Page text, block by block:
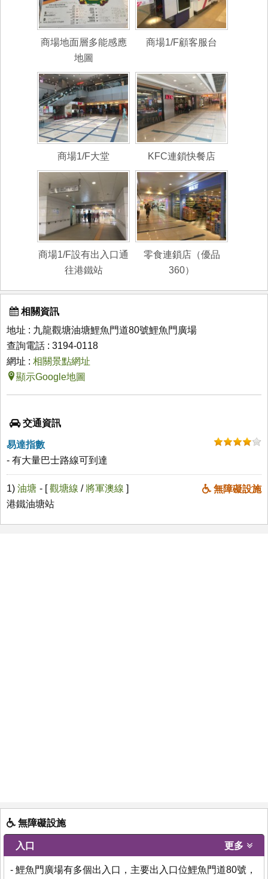
商場地面層多能感應
地圖
商場1/F顧客服台
商場1/F大堂 KFC連鎖快餐店
商場1/F設有出入口通
往港鐵站
零食連鎖店（優品
360）
相關資訊
地址 : 九龍觀塘油塘鯉魚門道80號鯉魚門廣場
查詢電話 : 3194-0118
網址 : 相關景點網址
顯示Google地圖
交通資訊
易達指數
- 有大量巴士路線可到達
1) 油塘 無障礙設施
- [觀塘線 / 將軍澳線 ]
港鐵油塘站
無障礙設施
入口 更多
- 鯉魚門廣場有多個出入口，主要出入口位鯉魚門道80號，